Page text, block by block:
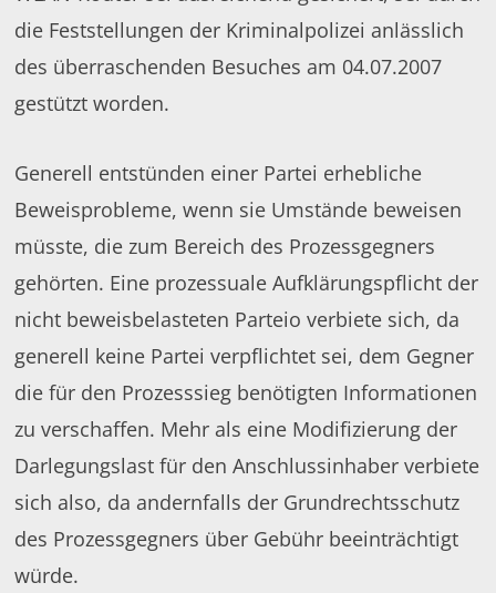
die Feststellungen der Kriminalpolizei anlässlich
des überraschenden Besuches am 04.07.2007
gestützt worden.
Generell entstünden einer Partei erhebliche
Beweisprobleme, wenn sie Umstände beweisen
müsste, die zum Bereich des Prozessgegners
gehörten. Eine prozessuale Aufklärungspflicht der
nicht beweisbelasteten Parteio verbiete sich, da
generell keine Partei verpflichtet sei, dem Gegner
die für den Prozesssieg benötigten Informationen
zu verschaffen. Mehr als eine Modifizierung der
Darlegungslast für den Anschlussinhaber verbiete
sich also, da andernfalls der Grundrechtsschutz
des Prozessgegners über Gebühr beeinträchtigt
würde.